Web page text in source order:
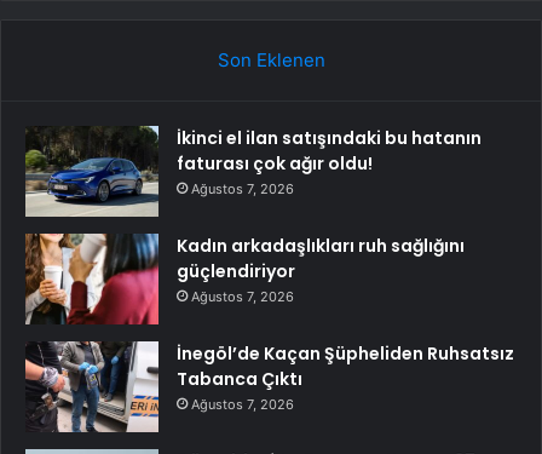
Son Eklenen
İkinci el ilan satışındaki bu hatanın
faturası çok ağır oldu!
Ağustos 7, 2026
Kadın arkadaşlıkları ruh sağlığını
güçlendiriyor
Ağustos 7, 2026
İnegöl’de Kaçan Şüpheliden Ruhsatsız
Tabanca Çıktı
Ağustos 7, 2026